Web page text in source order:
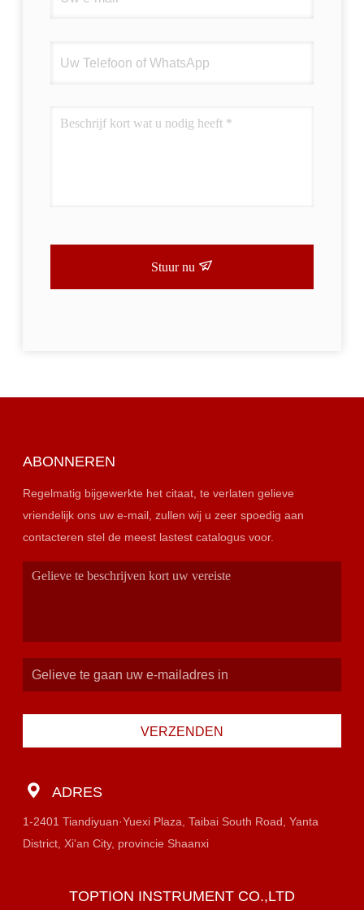
Stuur nu
ABONNEREN
Regelmatig bijgewerkte het citaat, te verlaten gelieve
vriendelijk ons uw e-mail, zullen wij u zeer spoedig aan
contacteren stel de meest lastest catalogus voor.
VERZENDEN
ADRES
1-2401 Tiandiyuan·Yuexi Plaza, Taibai South Road, Yanta
District, Xi'an City, provincie Shaanxi
TOPTION INSTRUMENT CO.,LTD